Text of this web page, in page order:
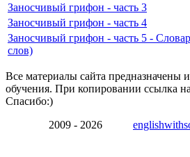
Заносчивый грифон - часть 3
Заносчивый грифон - часть 4
Заносчивый грифон - часть 5 -
слов)
Все материалы сайта предназначены
обучения. При копировании ссылка
Спасибо:)
2009 - 2026